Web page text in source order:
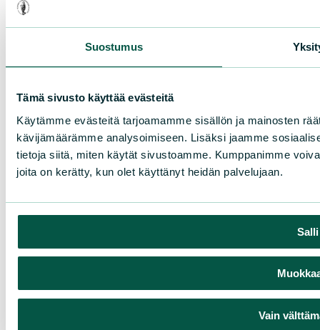
Suostumus
Tämä sivusto käyttää evästeitä
Käytämme evästeitä tarjoamamme sisällön ja mainosten
kävijämäärämme analysoimiseen. Lisäksi jaamme
tietoja siitä, miten käytät sivustoamme. Kumppanimme
joita on kerätty, kun olet käyttänyt heidän palvelujaan.
Vain